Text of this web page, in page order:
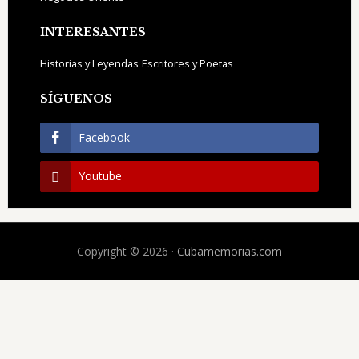
INTERESANTES
Historias y Leyendas Escritores y Poetas
SÍGUENOS
Facebook
Youtube
Copyright © 2026 · Cubamemorias.com